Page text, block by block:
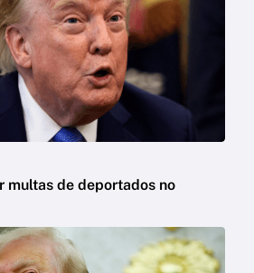
multas de deportados no